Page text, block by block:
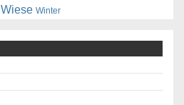
Wiese Winter